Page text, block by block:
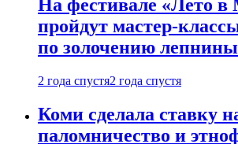
На фестивале «Лето в
пройдут мастер-
по золочению лепнины
2 года спустя2 года спустя
Коми сделала ставку
паломничество и